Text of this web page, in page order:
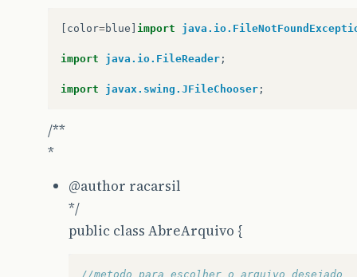
color=blue import
import java.io.FileReader ;
import javax.swing.JFileChooser ;
/**
*
@author racarsil
*/
public class AbreArquivo {
//metodo para escolher o arquivo desejado